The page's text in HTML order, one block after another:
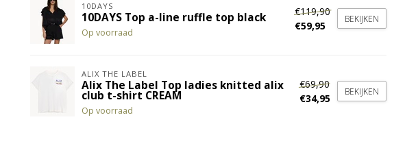
10DAYS
10DAYS Top a-line ruffle top black
Op voorraad
€119,90
€59,95
BEKIJKEN
ALIX THE LABEL
Alix The Label Top ladies knitted alix
club t-shirt CREAM
Op voorraad
€69,90
€34,95
BEKIJKEN